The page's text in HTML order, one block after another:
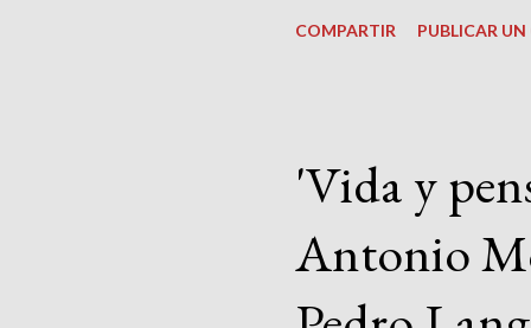
pueden aparecer
que deforman la
comunión y
COMPARTIR PUBLICAR
'Vida y
Antonio